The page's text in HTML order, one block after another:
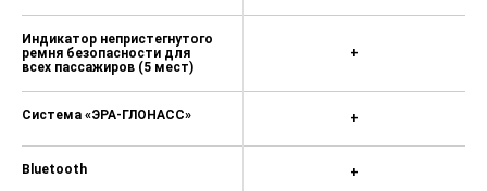
Система защиты пассажиров Crew
Protect Assistant 8 200 ₽
Система защиты пассажиров Crew
Индикатор непристегнутого
ремня безопасности для
всех пассажиров (5 мест)
Система «ЭРА-ГЛОНАСС»
Bluetooth
+
+
+